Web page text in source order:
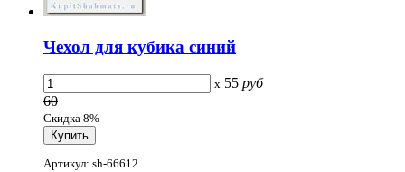
Чехол для кубика синий
x 55 руб
60
Скидка 8%
Артикул: sh-66612